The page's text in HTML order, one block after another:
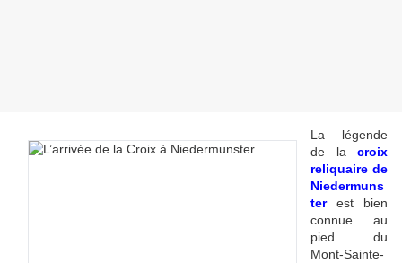
La légende
de la
croix
reliquaire de
Niedermuns
terest bien
connue au
pied du
Mont-Sainte-